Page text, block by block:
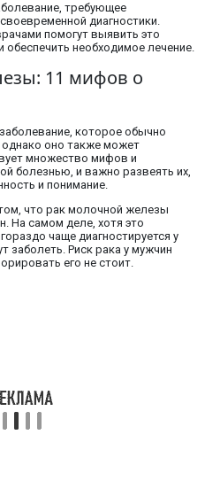
требующее
диагностики.
помогут выявить это
обеспечить необходимое лечение.
11 мифов о
которое обычно
однако оно также может
множество мифов и
болезнью, и важно развеять их,
и понимание.
что рак молочной железы
На самом деле, хотя это
чаще диагностируется у
заболеть. Риск рака у мужчин
его не стоит.